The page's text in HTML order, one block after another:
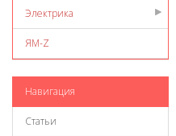
Электрика
ЯМ-Z
Навигация
Статьи